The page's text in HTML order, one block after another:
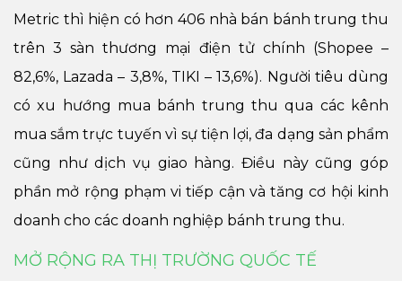
Metric thì hiện có hơn 406 nhà bán bánh trung thu
trên 3 sàn thương mại điện tử chính (Shopee –
82,6%, Lazada – 3,8%, TIKI – 13,6%). Người tiêu dùng
có xu hướng mua bánh trung thu qua các kênh
mua sắm trực tuyến vì sự tiện lợi, đa dạng sản phẩm
cũng như dịch vụ giao hàng. Điều này cũng góp
phần mở rộng phạm vi tiếp cận và tăng cơ hội kinh
doanh cho các doanh nghiệp bánh trung thu.
MỞ RỘNG RA THỊ TRƯỜNG QUỐC TẾ